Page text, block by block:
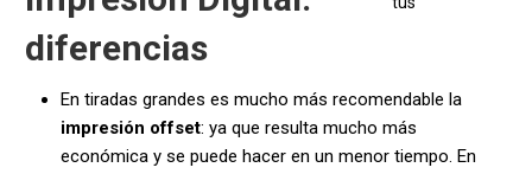
diferencias
En tiradas grandes es mucho más recomendable la
impresión offset: ya que resulta mucho más
económica y se puede hacer en un menor tiempo. En